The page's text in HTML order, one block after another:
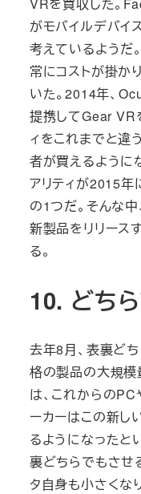
がモバイルデバイ
考えているようだ
常にコストが掛か
いた。2014年、
提携してGear VR
ィをこれまでと違
者が買えるように
アリティが2015
の1つだ。そんな
新製品をリリース
る。
10. どち
去年8月、表裏ど
格の製品の大規模
は、これからのPC
ーカーはこの新し
るようになったと
裏どちらでもさせ
タ自身も小さくな